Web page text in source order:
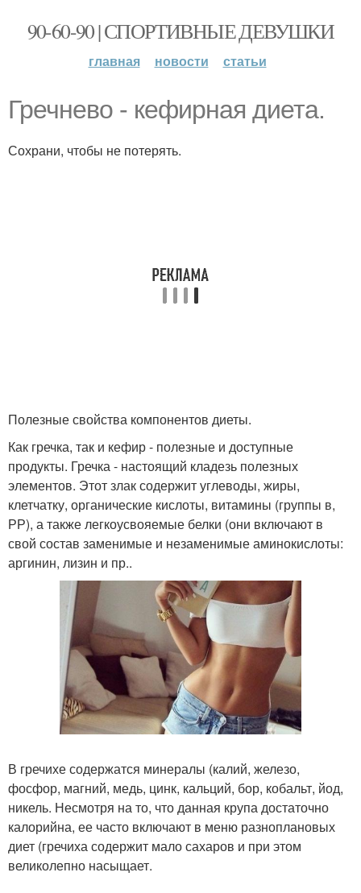
90-60-90 | СПОРТИВНЫЕ ДЕВУШКИ
главная новости статьи
Гречнево - кефирная диета.
Сохрани, чтобы не потерять.
Полезные свойства компонентов диеты.
Как гречка, так и кефир - полезные и доступные
продукты. Гречка - настоящий кладезь полезных
элементов. Этот злак содержит углеводы, жиры,
клетчатку, органические кислоты, витамины (группы в,
РР), а также легкоусвояемые белки (они включают в
свой состав заменимые и незаменимые аминокислоты:
аргинин, лизин и пр..
В гречихе содержатся минералы (калий, железо,
фосфор, магний, медь, цинк, кальций, бор, кобальт, йод,
никель. Несмотря на то, что данная крупа достаточно
калорийна, ее часто включают в меню разноплановых
диет (гречиха содержит мало сахаров и при этом
великолепно насыщает.